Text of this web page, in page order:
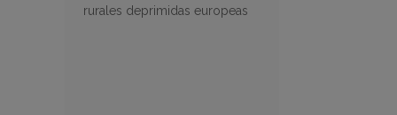
rurales deprimidas europeas